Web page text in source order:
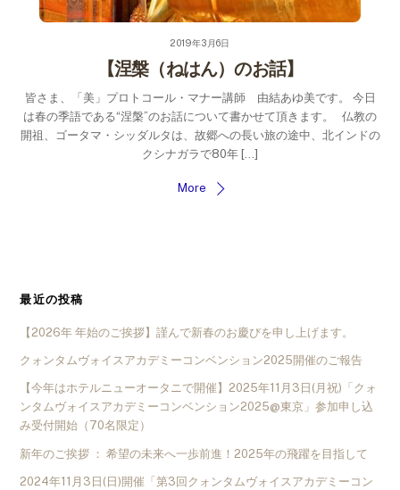
2019年3月6日
【涅槃（ねはん）のお話】
皆さま、「美」プロトコール・マナー講師 由結あゆ美です。 今日
は春の季語である“涅槃”のお話について書かせて頂きます。 仏教の
開祖、ゴータマ・シッダルタは、故郷への長い旅の途中、北インドの
クシナガラで80年 […]
More
最近の投稿
【2026年 年始のご挨拶】謹んで新春のお慶びを申し上げます。
クォンタムヴォイスアカデミーコンベンション2025開催のご報告
【今年はホテルニューオータニで開催】2025年11月3日(月祝)「クォ
ンタムヴォイスアカデミーコンベンション2025@東京」参加申し込
み受付開始（70名限定）
新年のご挨拶 ： 希望の未来へ一歩前進！2025年の飛躍を目指して
2024年11月3日(日)開催「第3回クォンタムヴォイスアカデミーコン